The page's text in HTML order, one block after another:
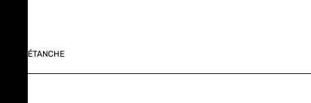
ÉTANCHE